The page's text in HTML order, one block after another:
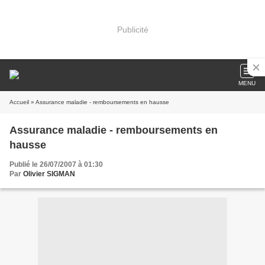
Publicité
MENU
Accueil » Assurance maladie - remboursements en hausse
Assurance maladie - remboursements en
hausse
Publié le 26/07/2007 à 01:30
Par Olivier SIGMAN